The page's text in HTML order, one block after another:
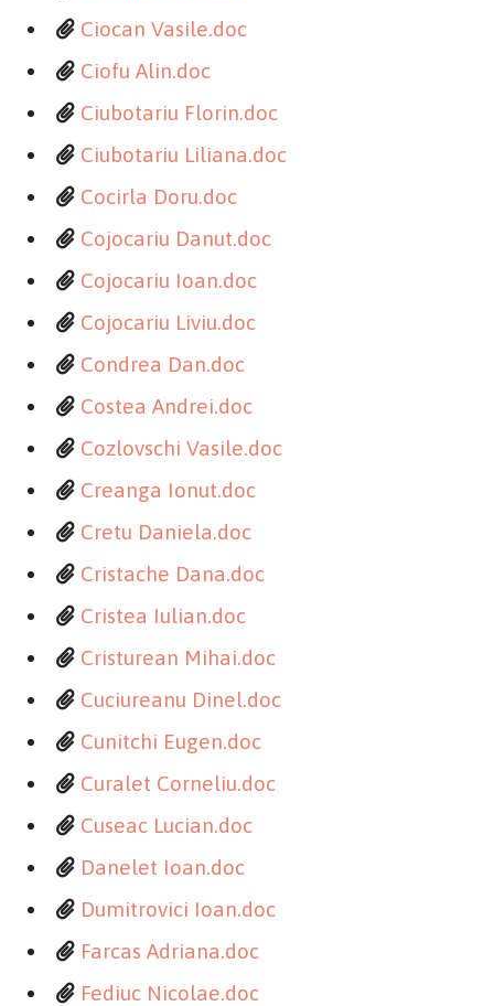
Ciocan Vasile.doc
Ciofu Alin.doc
Ciubotariu Florin.doc
Ciubotariu Liliana.doc
Cocirla Doru.doc
Cojocariu Danut.doc
Cojocariu Ioan.doc
Cojocariu Liviu.doc
Condrea Dan.doc
Costea Andrei.doc
Cozlovschi Vasile.doc
Creanga Ionut.doc
Cretu Daniela.doc
Cristache Dana.doc
Cristea Iulian.doc
Cristurean Mihai.doc
Cuciureanu Dinel.doc
Cunitchi Eugen.doc
Curalet Corneliu.doc
Cuseac Lucian.doc
Danelet Ioan.doc
Dumitrovici Ioan.doc
Farcas Adriana.doc
Fediuc Nicolae.doc